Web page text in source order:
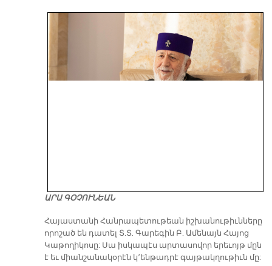
ԱՐԱ ԳՕՉՈՒՆԵԱՆ
​Հայաստանի Հանրապետութեան իշխանութիւնները
որոշած են դատել Տ.Տ. Գարեգին Բ. Ամենայն Հայոց
Կաթողիկոսը: Սա իսկապէս արտասովոր երեւոյթ մըն
է եւ միանշանակօրէն կ՚ենթադրէ գայթակղութիւն մը: